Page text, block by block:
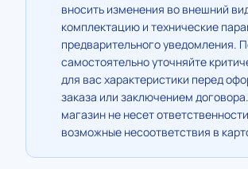
вносить изменения во внешний
комплектацию и технические
предварительного уведомления.
самостоятельно уточняйте
для вас характеристики перед
заказа или заключением
магазин не несет
возможные несоответствия в